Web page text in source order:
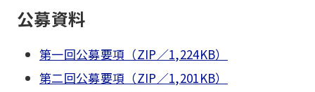
公募資料
第一回公募要項（ZIP／1,224KB）
第二回公募要項（ZIP／1,201KB）